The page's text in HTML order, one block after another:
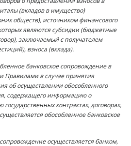
(вкладов в имущество)
обществ), источником финансового
являются субсидии (бюджетные
заключаемый с получателем
взноса (вклада).
банковское сопровождение в
Правилами в случае принятия
об осуществлении обособленного
содержащего информацию о
контрактах, договорах,
обособленное банковское
осуществляется банком,